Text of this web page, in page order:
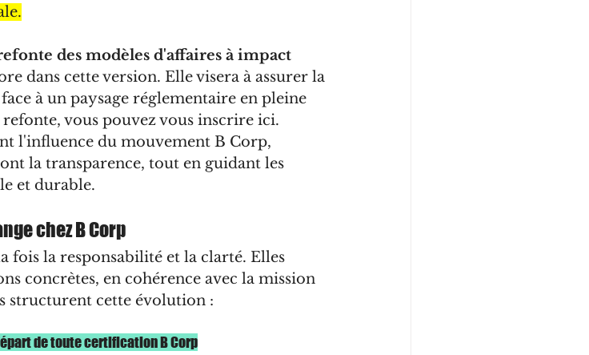
des modèles d'affaires à impact
dans cette version. Elle visera à assurer la
à un paysage réglementaire en pleine
vous pouvez vous inscrire ici.
l'influence du mouvement B Corp,
la transparence, tout en guidant les
et durable.
chez B Corp
fois la responsabilité et la clarté. Elles
concrètes, en cohérence avec la mission
structurent cette évolution :
de toute certification B Corp